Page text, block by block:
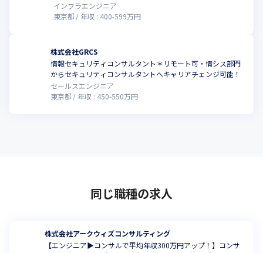
インフラエンジニア
東京都
年収 : 400-599万円
株式会社GRCS
情報セキュリティコンサルタント＊リモート可・情シス部門
からセキュリティコンサルタントへキャリアチェンジ可能！
セールスエンジニア
東京都
年収 : 450-550万円
同じ職種の求人
株式会社アークウィズコンサルティング
【エンジニア▶コンサルで平均年収300万円アップ！】コンサ